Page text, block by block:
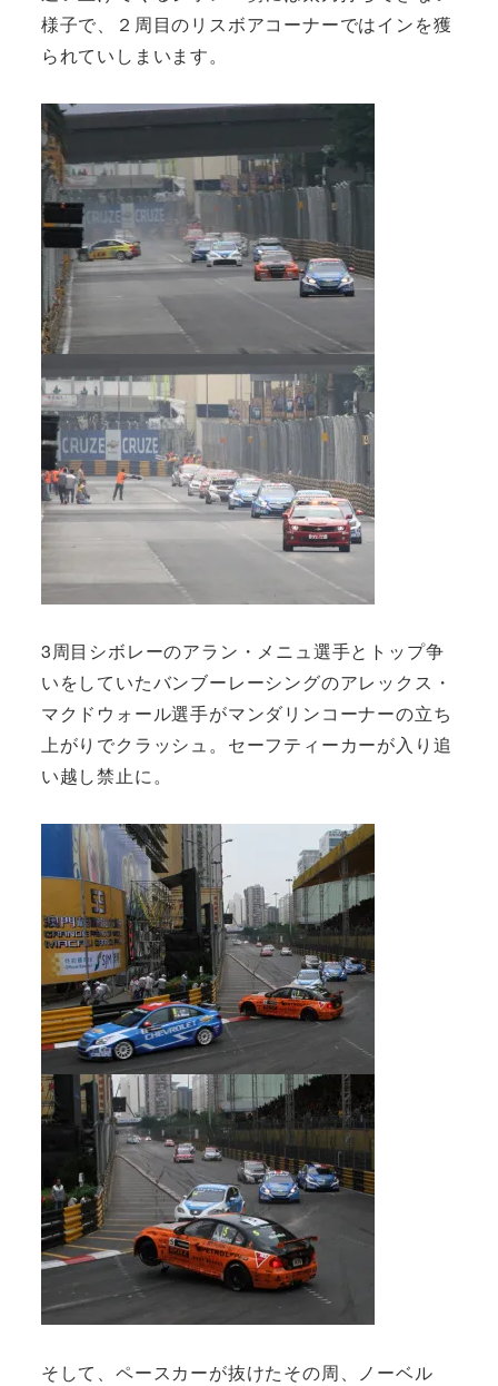
様子で、２周目のリスボアコーナーではインを獲
られていしまいます。
3周目シボレーのアラン・メニュ選手とトップ争
いをしていたバンブーレーシングのアレックス・
マクドウォール選手がマンダリンコーナーの立ち
上がりでクラッシュ。セーフティーカーが入り追
い越し禁止に。
そして、ペースカーが抜けたその周、ノーベル